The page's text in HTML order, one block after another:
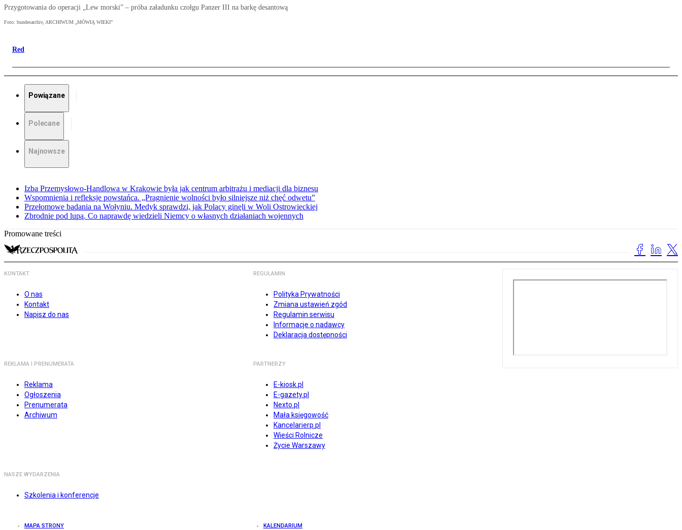
Przygotowania do operacji „Lew morski” – próba załadunku czołgu Panzer III na barkę desantową
Foto: bundesarchiv, ARCHIWUM „MÓWIĄ WIEKI”
Red
Powiązane
Polecane
Najnowsze
Izba Przemysłowo-Handlowa w Krakowie była jak centrum arbitrażu i mediacji dla biznesu
Wspomnienia i refleksje powstańca. „Pragnienie wolności było silniejsze niż chęć odwetu”
Przełomowe badania na Wołyniu. Medyk sprawdzi, jak Polacy ginęli w Woli Ostrowieckiej
Zbrodnie pod lupą. Co naprawdę wiedzieli Niemcy o własnych działaniach wojennych
Promowane treści
KONTAKT
O nas
Kontakt
Napisz do nas
REGULAMIN
Polityka Prywatności
Zmiana ustawień zgód
Regulamin serwisu
Informacje o nadawcy
Deklaracja dostępności
REKLAMA I PRENUMERATA
Reklama
Ogłoszenia
Prenumerata
Archiwum
PARTNERZY
E-kiosk.pl
E-gazety.pl
Nexto.pl
Mała księgowość
Kancelarierp.pl
Wieści Rolnicze
Życie Warszawy
NASZE WYDARZENIA
Szkolenia i konferencje
MAPA STRONY KALENDARIUM